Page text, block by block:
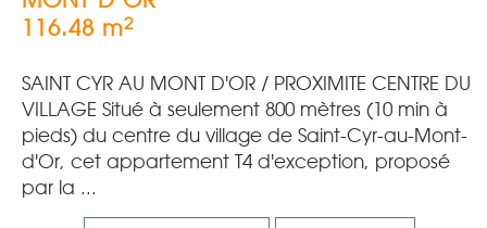
116.48 m2
SAINT CYR AU MONT D'OR / PROXIMITE CENTRE DU
VILLAGE Situé à seulement 800 mètres (10 min à
pieds) du centre du village de Saint-Cyr-au-Mont-
d'Or, cet appartement T4 d'exception, proposé
par la ...